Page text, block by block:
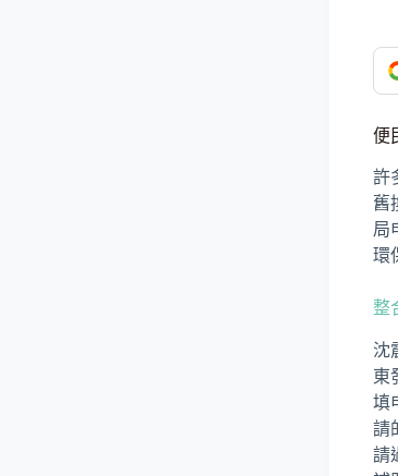
便
許
舊
局
環
整
沈
東
填
請
請